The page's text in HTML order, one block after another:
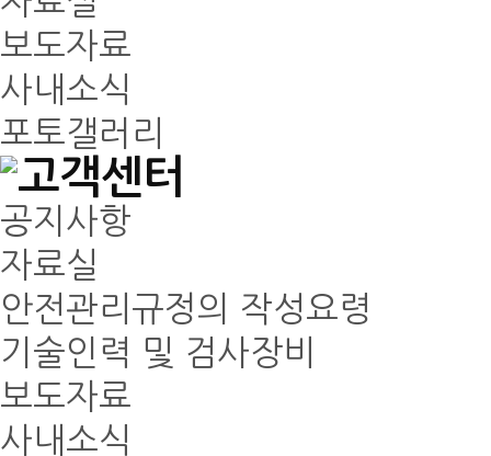
보도자료
사내소식
포토갤러리
공지사항
자료실
안전관리규정의 작성요령
기술인력 및 검사장비
보도자료
사내소식